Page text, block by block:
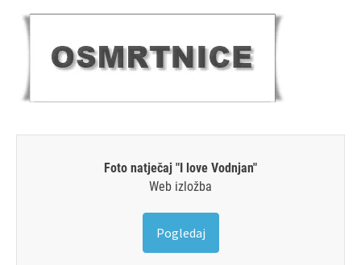
Foto natječaj "I love Vodnjan"
Web izložba
Pogledaj